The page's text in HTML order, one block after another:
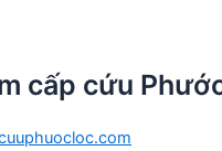
cấp cứu